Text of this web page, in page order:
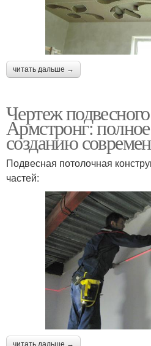
читать дальше →
Чертеж
Армстронг:
созданию
Подвесная потолочная
частей:
читать дальше →